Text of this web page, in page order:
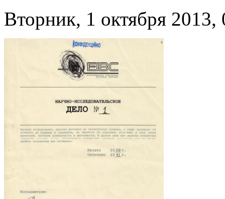
Вторник, 1 октября 2013,